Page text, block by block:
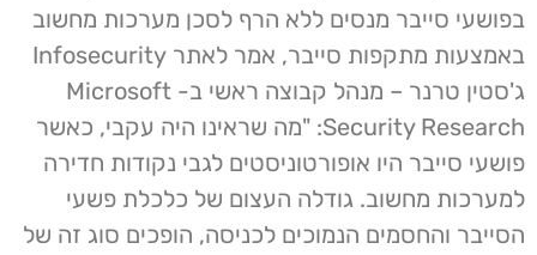
בפושעי סייבר מנסים ללא הרף לסכן מערכות מחשוב
באמצעות מתקפות סייבר, אמר לאתר Infosecurity
ג'סטין טרנר – מנהל קבוצה ראשי ב- Microsoft
Security Research: "מה שראינו היה עקבי, כאשר
פושעי סייבר היו אופורטוניסטים לגבי נקודות חדירה
למערכות מחשוב. גודלה העצום של כלכלת פשעי
הסייבר והחסמים הנמוכים לכניסה, הופכים סוג זה של